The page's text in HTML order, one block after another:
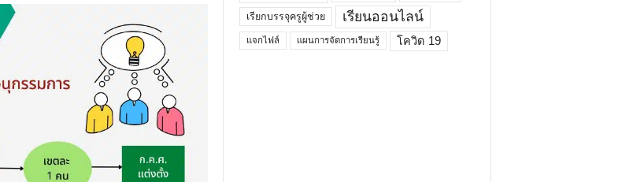
เรียกบรรจุครูผู้ช่วย เรียนออนไลน์
แจกไฟล์ แผนการจัดการเรียนรู้ โควิด 19